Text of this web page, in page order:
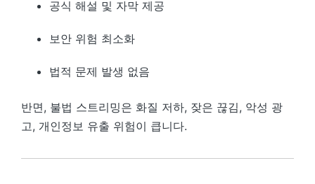
공식 해설 및 자막 제공
보안 위험 최소화
법적 문제 발생 없음
반면, 불법 스트리밍은 화질 저하, 잦은 끊김, 악성 광
고, 개인정보 유출 위험이 큽니다.